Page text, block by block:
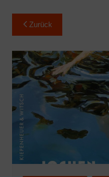
Beitragsnavigation
Zurück